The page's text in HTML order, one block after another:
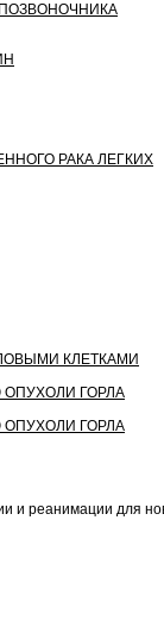
РАКА ЛЕГКИХ
КЛЕТКАМИ
ГОРЛА
ГОРЛА
и реанимации для